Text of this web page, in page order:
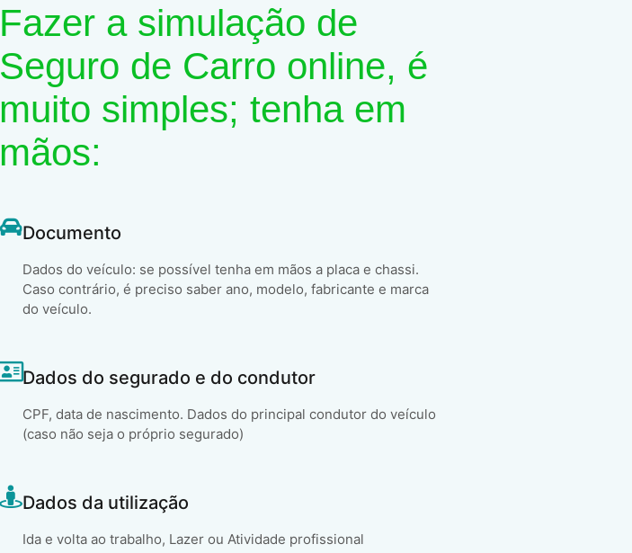
Fazer a simulação de
Seguro de Carro online, é
muito simples; tenha em
mãos:
Documento
Dados do veículo: se possível tenha em mãos a placa e chassi.
Caso contrário, é preciso saber ano, modelo, fabricante e marca
do veículo.
Dados do segurado e do condutor
CPF, data de nascimento. Dados do principal condutor do veículo
(caso não seja o próprio segurado)
Dados da utilização
Ida e volta ao trabalho, Lazer ou Atividade profissional